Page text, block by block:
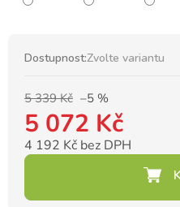
Dostupnost:Zvolte variantu
5 339 Kč –5 %
5 072 Kč
4 192 Kč bez DPH